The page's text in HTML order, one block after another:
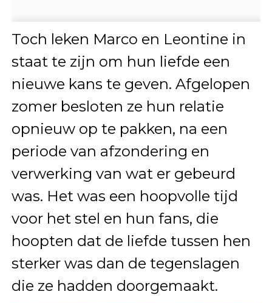
Toch leken Marco en Leontine in
staat te zijn om hun liefde een
nieuwe kans te geven. Afgelopen
zomer besloten ze hun relatie
opnieuw op te pakken, na een
periode van afzondering en
verwerking van wat er gebeurd
was. Het was een hoopvolle tijd
voor het stel en hun fans, die
hoopten dat de liefde tussen hen
sterker was dan de tegenslagen
die ze hadden doorgemaakt.